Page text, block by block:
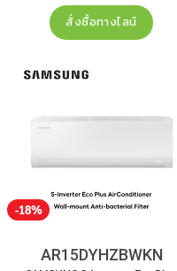
สั่งซื้อทางไลน์
-18%
AR15DYHZBWKN